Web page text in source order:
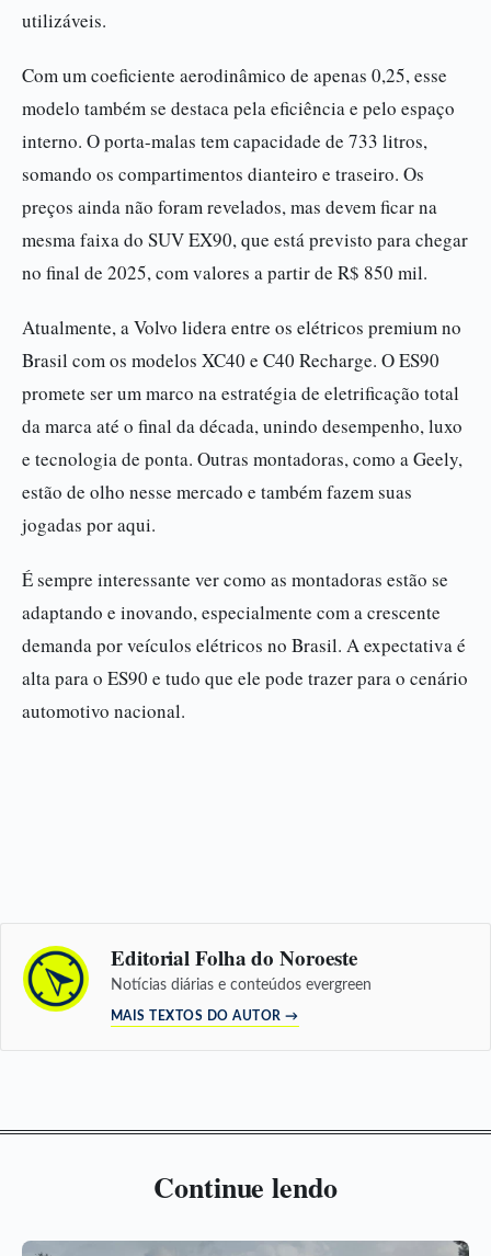
utilizáveis.
Com um coeficiente aerodinâmico de apenas 0,25, esse
modelo também se destaca pela eficiência e pelo espaço
interno. O porta-malas tem capacidade de 733 litros,
somando os compartimentos dianteiro e traseiro. Os
preços ainda não foram revelados, mas devem ficar na
mesma faixa do SUV EX90, que está previsto para chegar
no final de 2025, com valores a partir de R$ 850 mil.
Atualmente, a Volvo lidera entre os elétricos premium no
Brasil com os modelos XC40 e C40 Recharge. O ES90
promete ser um marco na estratégia de eletrificação total
da marca até o final da década, unindo desempenho, luxo
e tecnologia de ponta. Outras montadoras, como a Geely,
estão de olho nesse mercado e também fazem suas
jogadas por aqui.
É sempre interessante ver como as montadoras estão se
adaptando e inovando, especialmente com a crescente
demanda por veículos elétricos no Brasil. A expectativa é
alta para o ES90 e tudo que ele pode trazer para o cenário
automotivo nacional.
Editorial Folha do Noroeste
Notícias diárias e conteúdos evergreen
MAIS TEXTOS DO AUTOR →
Continue lendo